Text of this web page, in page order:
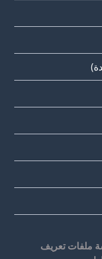
ملفات تعريف